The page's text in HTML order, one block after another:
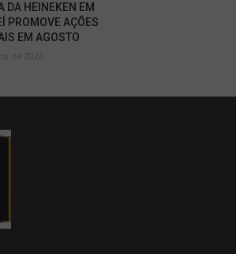
DA HEINEKEN EM
PROMOVE AÇÕES
EM AGOSTO
de 2026